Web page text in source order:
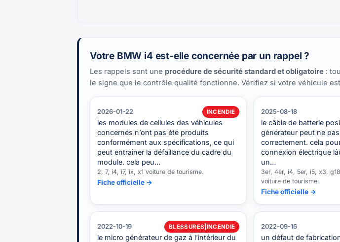
Votre BMW i4 est-elle concernée par un rappel ?
Les rappels sont une procédure de sécurité standard et obligatoire :
le signe que le contrôle qualité fonctionne. Vérifiez si votre véhicule
2026-01-22 INCENDIE
les modules de cellules des véhicules
concernés n’ont pas été produits
conformément aux spécifications, ce qui
peut entraîner la défaillance du cadre du
module. cela peu…
2, 7, i4, i7, ix, x1 voiture de tourisme.
Fiche officielle →
2025-08-18
le câble de batterie
générateur peut ne
correctement. cela
connexion électrique
un…
3er, 4er, i4, 5er, i5, x3,
voiture de tourisme.
Fiche officielle →
2022-10-19 BLESSURES|INCENDIE
le micro générateur de gaz à l’intérieur du
2022-09-16
un défaut de